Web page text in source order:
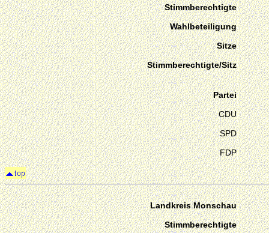
Stimmberechtigte
Wahlbeteiligung
Sitze
Stimmberechtigte/Sitz
Partei
CDU
SPD
FDP
Landkreis Monschau
Stimmberechtigte